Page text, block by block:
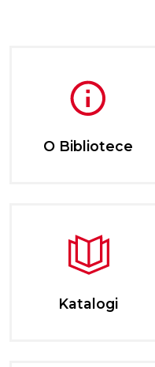
O Bibliotece
Katalogi